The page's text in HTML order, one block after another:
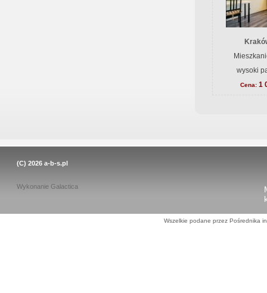
wysoki
Cena: 1
(C) 2026 a-b-s.pl
Wykonanie Galactica
Wszelkie podane przez Pośrednika